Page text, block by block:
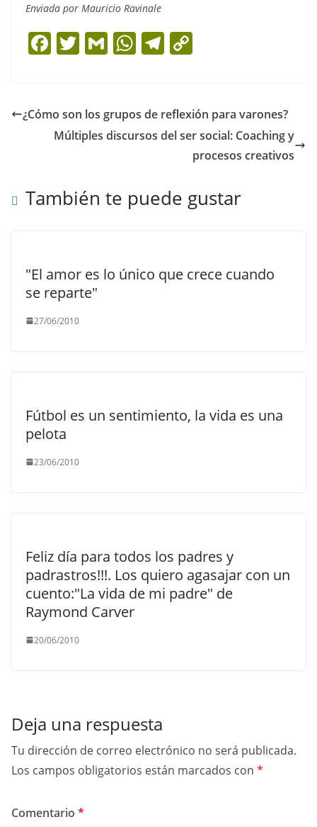
Enviada por Mauricio Ravinale
F
e
b
k
T
er
G
l
W
s
A
T
gr
a
y
Li
n
¿Cómo son los grupos de reflexión para varones?
Múltiples discursos del ser social: Coaching y
procesos creativos
También te puede gustar
"El amor es lo único que crece cuando
se reparte"
27/06/2010
Fútbol es un sentimiento, la vida es una
pelota
23/06/2010
Feliz día para todos los padres y
padrastros!!!. Los quiero agasajar con un
cuento:"La vida de mi padre" de
Raymond Carver
20/06/2010
Deja una respuesta
Tu dirección de correo electrónico no será publicada.
Los campos obligatorios están marcados con *
Comentario *